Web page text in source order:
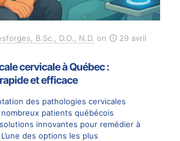
B.Sc., D.O., N.D. on
29 avril
cervicale à Québec :
et efficace
des pathologies cervicales
patients québécois
innovantes pour remédier à
des options les plus